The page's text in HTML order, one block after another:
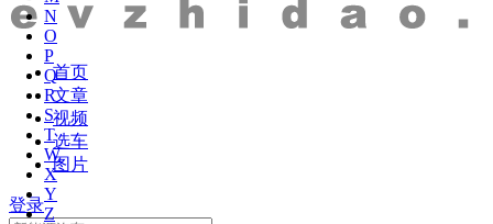
首页
文章
视频
选车
图片
登录
N
O
P
Q
R
S
T
W
X
Y
Z